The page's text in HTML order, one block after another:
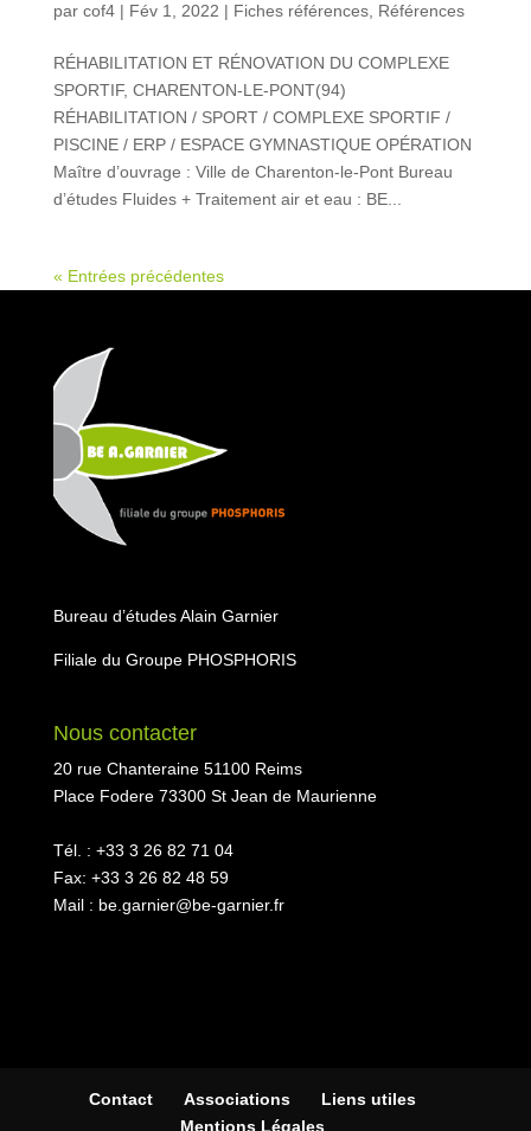
par cof4| Fév 1, 2022 | Fiches références, Références
RÉHABILITATION ET RÉNOVATION DU COMPLEXE
SPORTIF, CHARENTON-LE-PONT(94)
RÉHABILITATION / SPORT / COMPLEXE SPORTIF /
PISCINE / ERP / ESPACE GYMNASTIQUE OPÉRATION
Maître d’ouvrage : Ville de Charenton-le-Pont Bureau
d’études Fluides + Traitement air et eau : BE...
« Entrées précédentes
Bureau d’études Alain Garnier
Filiale du Groupe PHOSPHORIS
Nous contacter
20 rue Chanteraine 51100 Reims
Place Fodere 73300 St Jean de Maurienne
Tél. : +33 3 26 82 71 04
Fax: +33 3 26 82 48 59
Mail : be.garnier@be-garnier.fr
Contact Associations
Liens utiles
Mentions Légales